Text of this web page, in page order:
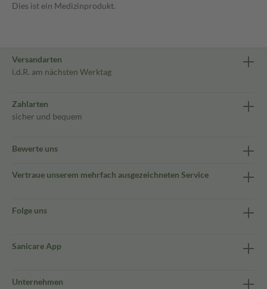
Dies ist ein Medizinprodukt.
Versandarten
i.d.R. am nächsten Werktag
Zahlarten
sicher und bequem
Bewerte uns
Vertraue unserem mehrfach ausgezeichneten Service
Folge uns
Sanicare App
Unternehmen